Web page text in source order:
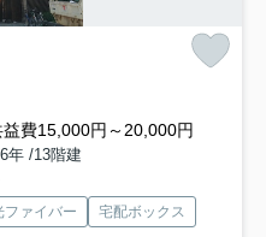
費15,000円～20,000円
年 /13階建
ファイバー
宅配ボックス